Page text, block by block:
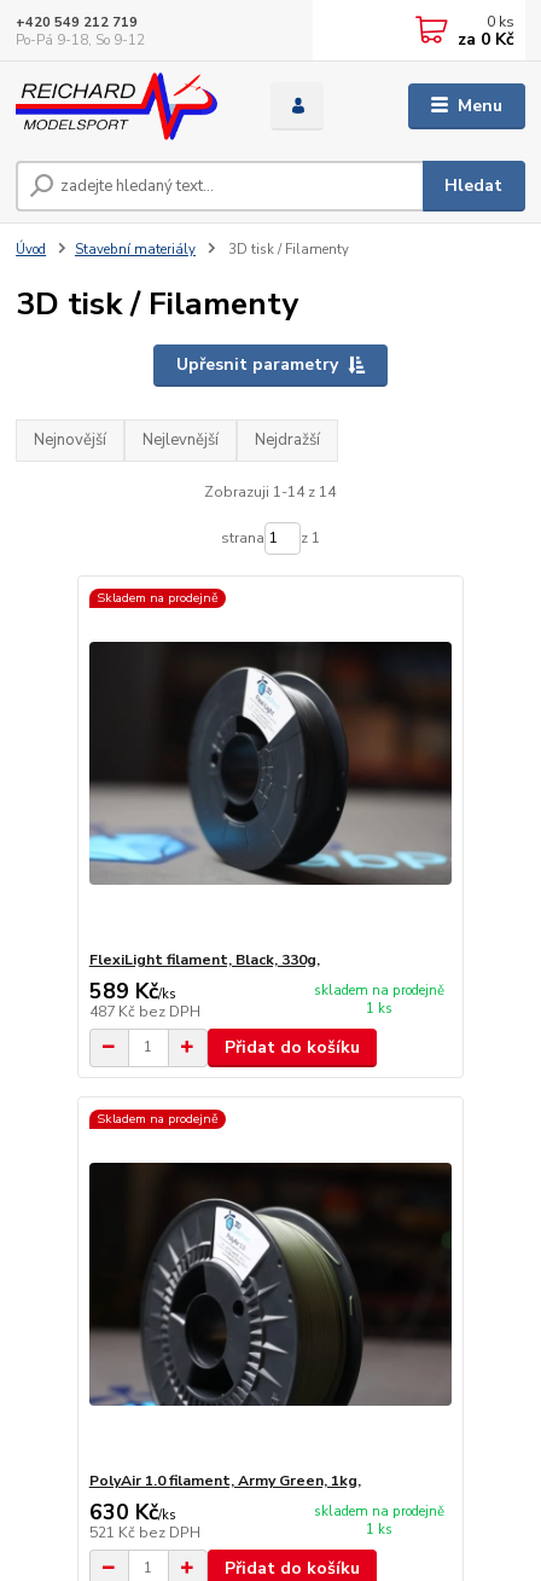
Menu
Hledat
+420 549 212 719
Po-Pá 9-18, So 9-12
0 ks
za 0 Kč
Úvod Stavební materiály 3D tisk / Filamenty
3D tisk / Filamenty
Upřesnit parametry
Nejnovější Nejlevnější Nejdražší
Zobrazuji 1-14 z 14
strana z 1
Skladem na prodejně
FlexiLight filament, Black, 330g,
589 Kč/ks
487 Kč bez DPH
skladem na prodejně
1 ks
Přidat do košíku
Skladem na prodejně
PolyAir 1.0 filament, Army Green, 1kg,
630 Kč/ks
521 Kč bez DPH
skladem na prodejně
1 ks
Přidat do košíku